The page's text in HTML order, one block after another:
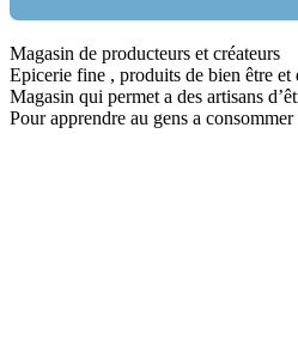
Nom:
email:
Magasin de producteurs et créateurs
Epicerie fine , produits de bien être
Magasin qui permet a des artisans
Pour apprendre au gens a